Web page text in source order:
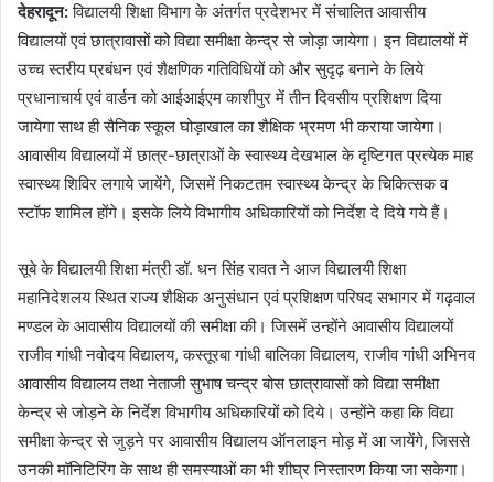
देहरादून:विद्यालयी शिक्षा विभाग के अंतर्गत प्रदेशभर में संचालित आवासीय
विद्यालयों एवं छात्रावासों को विद्या समीक्षा केन्द्र से जोड़ा जायेगा। इन विद्यालयों में
उच्च स्तरीय प्रबंधन एवं शैक्षणिक गतिविधियों को और सुदृढ़ बनाने के लिये
प्रधानाचार्य एवं वार्डन को आईआईएम काशीपुर में तीन दिवसीय प्रशिक्षण दिया
जायेगा साथ ही सैनिक स्कूल घोड़ाखाल का शैक्षिक भ्रमण भी कराया जायेगा।
आवासीय विद्यालयों में छात्र-छात्राओं के स्वास्थ्य देखभाल के दृष्टिगत प्रत्येक माह
स्वास्थ्य शिविर लगाये जायेंगे, जिसमें निकटतम स्वास्थ्य केन्द्र के चिकित्सक व
स्टॉफ शामिल होंगे। इसके लिये विभागीय अधिकारियों को निर्देश दे दिये गये हैं।
सूबे के विद्यालयी शिक्षा मंत्री डॉ. धन सिंह रावत ने आज विद्यालयी शिक्षा
महानिदेशलय स्थित राज्य शैक्षिक अनुसंधान एवं प्रशिक्षण परिषद सभागर में गढ़वाल
मण्डल के आवासीय विद्यालयों की समीक्षा की। जिसमें उन्होंने आवासीय विद्यालयों
राजीव गांधी नवोदय विद्यालय, कस्तूरबा गांधी बालिका विद्यालय, राजीव गांधी अभिनव
आवासीय विद्यालय तथा नेताजी सुभाष चन्द्र बोस छात्रावासों को विद्या समीक्षा
केन्द्र से जोड़ने के निर्देश विभागीय अधिकारियों को दिये। उन्होंने कहा कि विद्या
समीक्षा केन्द्र से जुड़ने पर आवासीय विद्यालय ऑनलाइन मोड़ में आ जायेंगे, जिससे
उनकी मॉनिटिरिंग के साथ ही समस्याओं का भी शीघ्र निस्तारण किया जा सकेगा।